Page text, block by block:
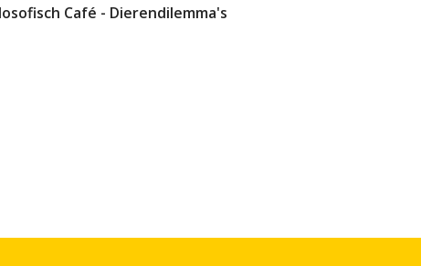
Café - Dierendilemma's